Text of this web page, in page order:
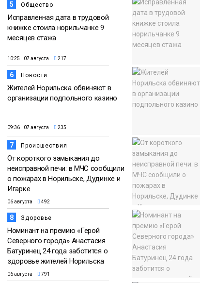
5 Общество
Исправленная дата в трудовой
книжке стоила норильчанке 9
месяцев стажа
10:25 07 августа 217
6 Новости
Жителей Норильска обвиняют в
организации подпольного казино
09:36 07 августа 235
7 Происшествия
От короткого замыкания до
неисправной печи: в МЧС сообщили
о пожарах в Норильске, Дудинке и
Игарке
06 августа 492
8 Здоровье
Номинант на премию «Герой
Северного города» Анастасия
Батуринец 24 года заботится о
здоровье жителей Норильска
06 августа 791